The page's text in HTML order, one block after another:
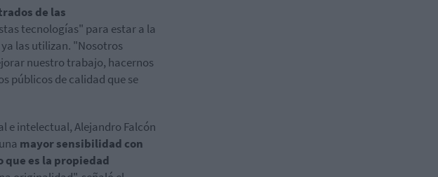
de las
tecnologías" para estar a la
las utilizan. "Nosotros
nuestro trabajo, hacernos
públicos de calidad que se
e intelectual, Alejandro Falcón
mayor sensibilidad con
es la propiedad